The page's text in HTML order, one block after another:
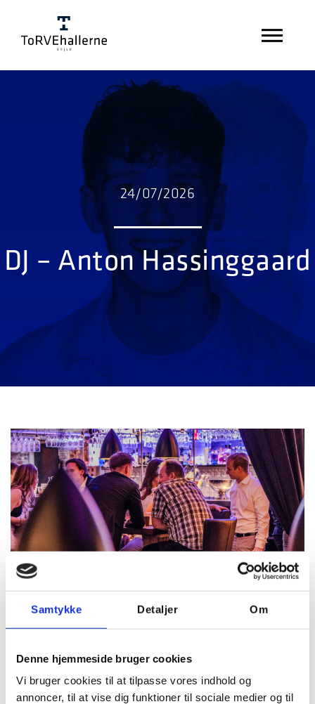
Samtykke Detaljer Om
Denne hjemmeside bruger cookies
Vi bruger cookies til at tilpasse vores indhold og
annoncer, til at vise dig funktioner til sociale medier og til
24/07/2026
DJ – Anton Hassinggaard
DJ - Anton Hassinggaard